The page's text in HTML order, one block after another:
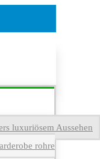
luxuriösem Aussehen
rohre